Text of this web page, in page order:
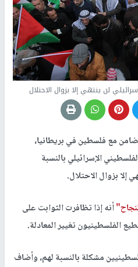
لن ينتهي إلا بزوال الاحتلال
مع فلسطين في بريطانيا،
الإسرائيلي بالنسبة
بزوال الاحتلال.
أنه إذا تظافرت الثوابت على
الفلسطينيون تغيير المعادلة.
مشكلة بالنسبة لهم، وأضاف